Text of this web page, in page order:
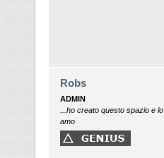
Robs
ADMIN
...ho creato questo spazio e lo
amo